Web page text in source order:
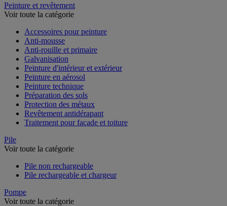
Peinture et revêtement
Voir toute la catégorie
Accessoires pour peinture
Anti-mousse
Anti-rouille et primaire
Galvanisation
Peinture d'intérieur et extérieur
Peinture en aérosol
Peinture technique
Préparation des sols
Protection des métaux
Revêtement antidérapant
Traitement pour façade et toiture
Pile
Voir toute la catégorie
Pile non rechargeable
Pile rechargeable et chargeur
Pompe
Voir toute la catégorie